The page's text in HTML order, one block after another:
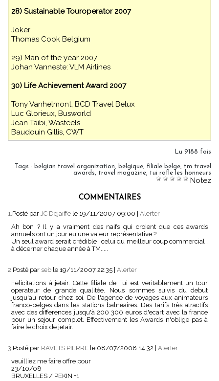
28) Sustainable Touroperator 2007
Joker
Thomas Cook Belgium
29) Man of the year 2007
Johan Vanneste: VLM Airlines
30) Life Achievement Award 2007
Tony Vanhelmont, BCD Travel Belux
Luc Glorieux, Busworld
Jean Taibi, Wasteels
Baudouin Gillis, CWT
Lu 9188 fois
Tags : belgian travel organization, belgique, filiale belge, tm travel
awards, travel magazine, tui rafle les honneurs
Notez
COMMENTAIRES
1.Posté par JC Dejaiffe le 19/11/2007 09:00
Alerter
Ah bon ? Il y a vraiment des naifs qui croient que ces awards
annuels ont un jour eu une valeur représentative ?
Un seul award serait crédible : celui du meilleur coup commercial ,
à décerner chaque année à TM.....
2.Posté par seb le 19/11/2007 22:35 Alerter
Felicitations à jetair. Cette filiale de Tui est veritablement un tour
operateur de grande qualitée. Nous sommes suivis du debut
jusqu'au retour chez soi. De l'agence de voyages aux animateurs
franco-belges dans les stations balneaires. Des tarifs très atractifs
avec des differences jusqu'à 200 300 euros d'ecart avec la france
pour un sejour complet. Effectivement les Awards n'oblige pas à
faire le choix de jetair.
3.Posté par RAVETS PIERRE le 08/07/2008 14:32
Alerter
veuilliez me faire offre pour
23/10/08
BRUXELLES / PEKIN +1